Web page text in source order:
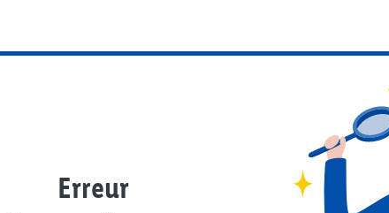
Erreur